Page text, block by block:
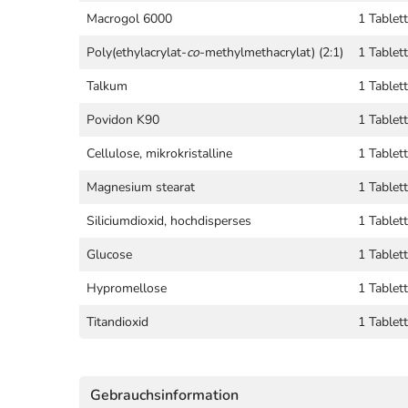
Macrogol 6000
1
Poly(ethylacrylat-co-methylmethacrylat) (2:1) 1
Talkum
1
Povidon K90
1
Cellulose, mikrokristalline
1
Magnesium stearat
1
Siliciumdioxid, hochdisperses
1
Glucose
1
Hypromellose
1
Titandioxid
1
Gebrauchsinformation